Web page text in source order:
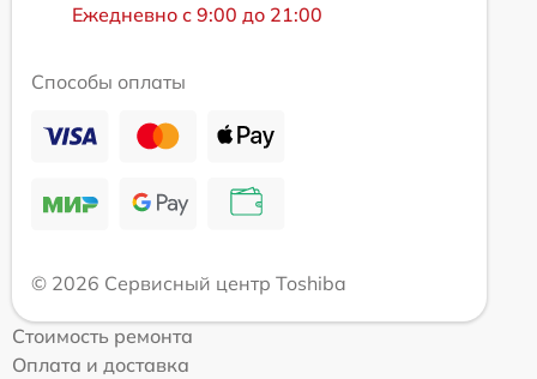
Ежедневно с 9:00 до 21:00
Способы оплаты
© 2026 Сервисный центр Toshiba
Стоимость ремонта
Оплата и доставка